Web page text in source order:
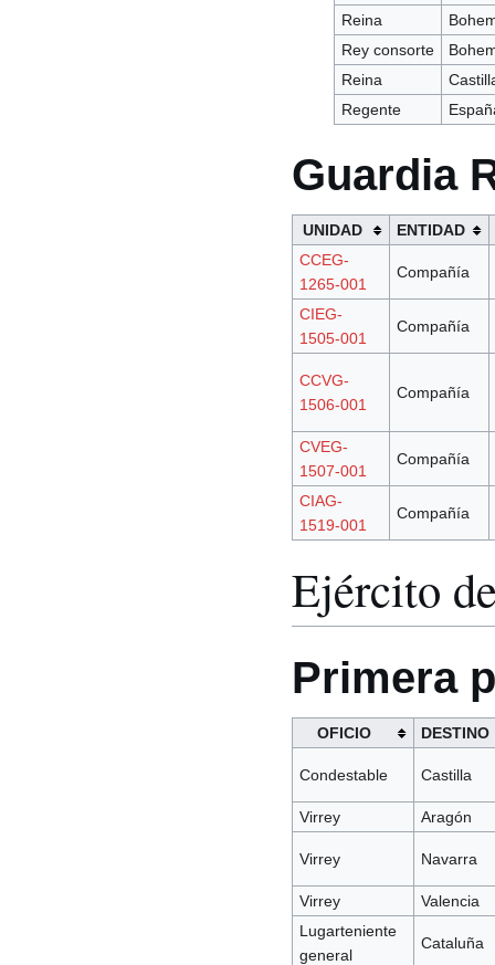
Reina
Rey consorte
Reina
Regente
Guardia
UNIDAD
ENTIDAD
CCEG-
1265-001
Compañía
CIEG-
1505-001
Compañía
CCVG-
1506-001
Compañía
CVEG-
1507-001
Compañía
CIAG-
1519-001
Compañía
Ejército
Primera
OFICIO DESTINO
Condestable Castilla
Virrey Aragón
Virrey Navarra
Virrey
Valencia
Lugarteniente
general
Cataluña